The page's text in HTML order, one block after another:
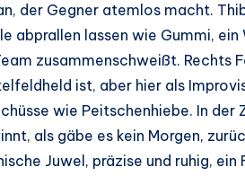
der Gegner atemlos macht.
abprallen lassen wie Gummi,
zusammenschweißt. Rechts
ist, aber hier als
wie Peitschenhiebe. In
als gäbe es kein Morgen,
Juwel, präzise und ruhig,